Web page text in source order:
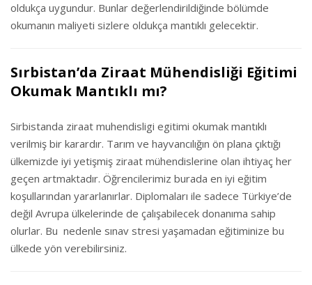
oldukça uygundur. Bunlar değerlendirildiğinde bölümde
okumanın maliyeti sizlere oldukça mantıklı gelecektir.
Sırbistan’da Ziraat Mühendisliği Eğitimi
Okumak Mantıklı mı?
Sirbistanda ziraat muhendisligi egitimi okumak mantıklı
verilmiş bir karardır. Tarım ve hayvancılığın ön plana çıktığı
ülkemizde iyi yetişmiş ziraat mühendislerine olan ihtiyaç her
geçen artmaktadır. Öğrencilerimiz burada en iyi eğitim
koşullarından yararlanırlar. Diplomaları ile sadece Türkiye’de
değil Avrupa ülkelerinde de çalışabilecek donanıma sahip
olurlar. Bu nedenle sınav stresi yaşamadan eğitiminize bu
ülkede yön verebilirsiniz.